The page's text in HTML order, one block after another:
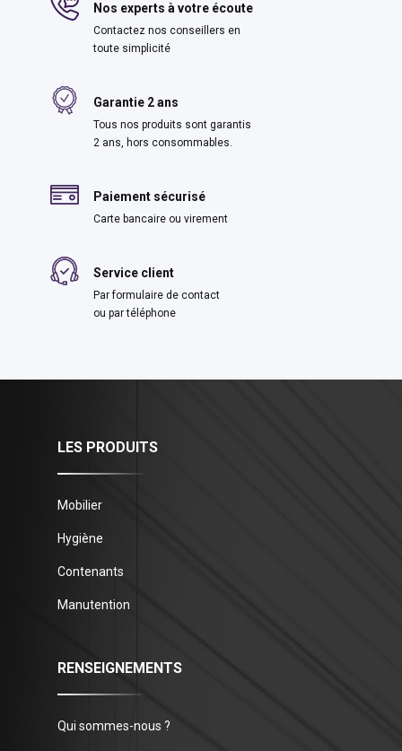
Nos experts à votre écoute
Contactez nos conseillers en
toute simplicité
Garantie 2 ans
Tous nos produits sont garantis
2 ans, hors consommables.
Paiement sécurisé
Carte bancaire ou virement
Service client
Par formulaire de contact
ou par téléphone
LES PRODUITS
Mobilier
Hygiène
Contenants
Manutention
RENSEIGNEMENTS
Qui sommes-nous ?